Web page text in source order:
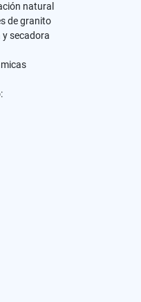
natural
de granito
y secadora